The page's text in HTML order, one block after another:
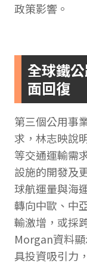
政策影響。
全球鐵
面回復
第三個公用事
求，林志映說
等交通運輸需
設施的開發及
球航運量與海
轉向中歐、中
輸激增，或採
Morgan資料
具投資吸引力